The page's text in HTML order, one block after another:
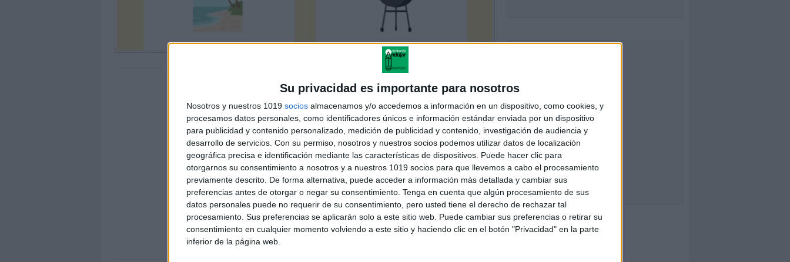
Su privacidad es importante para nosotros
Nosotros y nuestros 1019 socios almacenamos y/o accedemos a información en un dispositivo, como cookies, y
procesamos datos personales, como identificadores únicos e información estándar enviada por un dispositivo
para publicidad y contenido personalizado, medición de publicidad y contenido, investigación de audiencia y
desarrollo de servicios. Con su permiso, nosotros y nuestros socios podemos utilizar datos de localización
geográfica precisa e identificación mediante las características de dispositivos. Puede hacer clic para
otorgarnos su consentimiento a nosotros y a nuestros 1019 socios para que llevemos a cabo el procesamiento
previamente descrito. De forma alternativa, puede acceder a información más detallada y cambiar sus
preferencias antes de otorgar o negar su consentimiento. Tenga en cuenta que algún procesamiento de sus
datos personales puede no requerir de su consentimiento, pero usted tiene el derecho de rechazar tal
procesamiento. Sus preferencias se aplicarán solo a este sitio web. Puede cambiar sus preferencias o retirar su
consentimiento en cualquier momento volviendo a este sitio y haciendo clic en el botón "Privacidad" en la parte
inferior de la página web.